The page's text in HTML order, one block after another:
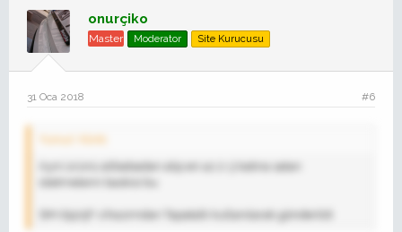
onurçiko
Master Moderator Site Kurucusu
31 Oca 2018 #6
Ayni ürünü alibabadan alip en az 2-3 katina satan
SM-G925F cihazımdan Tapatalk kullanılarak gönderildi